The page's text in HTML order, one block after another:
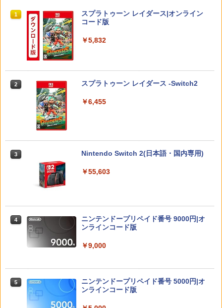
￥990
貼り付け キット カバー Switch 2 本体
可 透明 ブルーライト カット 99％ FIRM
全保証】 Nintendo Switch2 保護フィル
フィルム OVER`s オーバーズ TP01
￥1,380
ダース [BEE-P-AADLA NSW2 スプラト
ゥ-ン レイダ-ス]
【メール便】 | プレーステーション プレ
イステーション プレステ プレステ5 プレ
2 グランツーリスモ7 PS5版
￥3,779
3
ソニー・インタラクティブエンタテイン
通常版 [ECJS-00035 PS5 マーベルス
￥3,980
Marvel's Spider-Man 2
￥1,243
￥5,780
￥8,044
ルアイドルクラブ Bloom Garden Part
y』(特装限定版)【Blu-ray】 [ 矢立肇 ]
【楽天ブックス限定連動購入特典+楽天
ブックス限定先着特典+他】ゴールデン
カムイ 第十五巻(初回限定版)【Blu-ra
製サイン入り複製原画セット+原作者・
1
スプラトゥーン レイダース|オンライン
コード版
￥5,832
2 スプラトゥーン レイダース -Switch2
￥6,455
3 Nintendo Switch 2(日本語・国内専用)
￥55,603
4
ニンテンドープリペイド番号 9000円|オ
ンラインコード版
￥9,000
5
ニンテンドープリペイド番号 5000円|オ
ンラインコード版